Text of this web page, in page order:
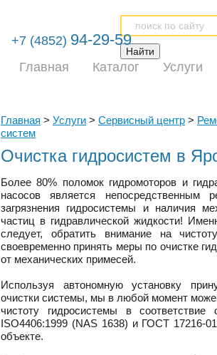
+7 (4852) 94-29-59
Главная Каталог Услуги
Главная > Услуги > Сервисный центр >
систем
Очистка гидросистем в
Более 80% поломок гидромоторов и
насосов является непосредственным
загрязнения гидросистемы и наличия
частиц в гидравлической жидкости!
следует, обратить внимание на
своевременно принять меры по очистке
от механических примесей.
Используя автономную установку
очистки системы, мы в любой момент
чистоту гидросистемы в соответствие
ISO4406:1999 (NAS 1638) и ГОСТ 17216-
объекте.